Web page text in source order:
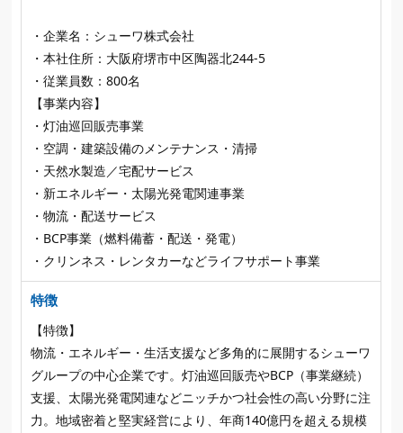
・企業名：シューワ株式会社
・本社住所：大阪府堺市中区陶器北244‑5
・従業員数：800名
【事業内容】
・灯油巡回販売事業
・空調・建築設備のメンテナンス・清掃
・天然水製造／宅配サービス
・新エネルギー・太陽光発電関連事業
・物流・配送サービス
・BCP事業（燃料備蓄・配送・発電）
・クリンネス・レンタカーなどライフサポート事業
特徴
【特徴】
物流・エネルギー・生活支援など多角的に展開するシューワ
グループの中心企業です。灯油巡回販売やBCP（事業継続）
支援、太陽光発電関連などニッチかつ社会性の高い分野に注
力。地域密着と堅実経営により、年商140億円を超える規模